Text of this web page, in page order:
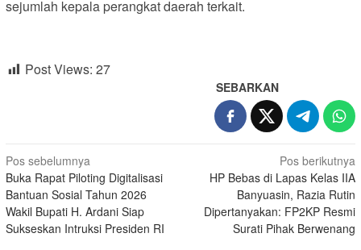
sejumlah kepala perangkat daerah terkait.
Post Views: 27
SEBARKAN
Navigasi
pos
Pos sebelumnya
Buka Rapat Piloting Digitalisasi
Bantuan Sosial Tahun 2026
Wakil Bupati H. Ardani Siap
Sukseskan Intruksi Presiden RI
Pos berikutnya
HP Bebas di Lapas Kelas IIA
Banyuasin, Razia Rutin
Dipertanyakan: FP2KP Resmi
Surati Pihak Berwenang